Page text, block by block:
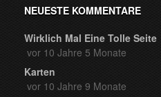
NEUESTE KOMMENTARE
Wirklich Mal Eine Tolle Seite
vor 10 Jahre 5 Monate
Karten
vor 10 Jahre 9 Monate